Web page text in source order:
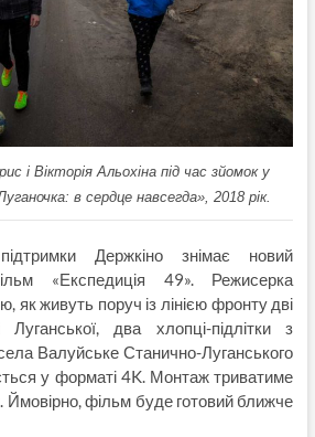
і Вікторія Альохіна під час зйомок у
в сердце навсегда», 2018 рік.
Держкіно знімає новий
«Експедиція 49». Режисерка
як живуть поруч із лінією фронту дві
Луганської, два хлопці-підлітки з
Валуйське Станично-Луганського
у форматі 4K. Монтаж триватиме
Ймовірно, фільм буде готовий ближче